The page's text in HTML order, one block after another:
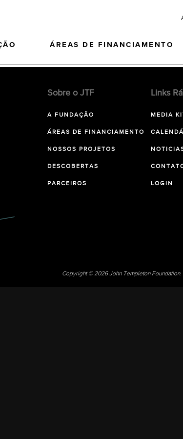
ÁREAS DE FINANCIAMENTO
Sobre o JTF
A FUNDAÇÃO
ÁREAS DE FINANCIAMENTO
NOSSOS PROJETOS
DESCOBERTAS
PARCEIROS
Links
MEDIA
LOGIN
Copyright © 2026 John Templeton